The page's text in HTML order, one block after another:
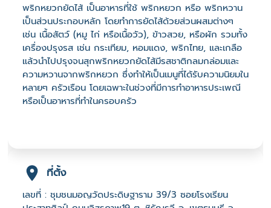
พริกหยวกยัดไส้ เป็นอาหารที่ใช้ พริกหยวก หรือ พริกหวาน
เป็นส่วนประกอบหลัก โดยทำการยัดไส้ด้วยส่วนผสมต่างๆ
เช่น เนื้อสัตว์ (หมู ไก่ หรือเนื้อวัว), ข้าวสวย, หรือผัก รวมทั้ง
เครื่องปรุงรส เช่น กระเทียม, หอมแดง, พริกไทย, และเกลือ
แล้วนำไปปรุงจนสุกพริกหยวกยัดไส้มีรสชาติกลมกล่อมและ
ความหวานจากพริกหยวก ซึ่งทำให้เป็นเมนูที่ได้รับความนิยมใน
หลายๆ ครัวเรือน โดยเฉพาะในช่วงที่มีการทำอาหารประเพณี
หรือเป็นอาหารที่ทำในครอบครัว
ที่ตั้ง
เลขที่ : ชุมชนมอญวัดประดิษฐาราม 39/3 ซอยโรงเรียน